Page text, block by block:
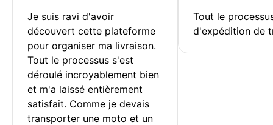
Je suis ravi d'avoir
découvert cette plateforme
pour organiser ma livraison.
Tout le processus s'est
déroulé incroyablement bien
et m'a laissé entièrement
satisfait. Comme je devais
transporter une moto et un
Tout le
d'expédition de